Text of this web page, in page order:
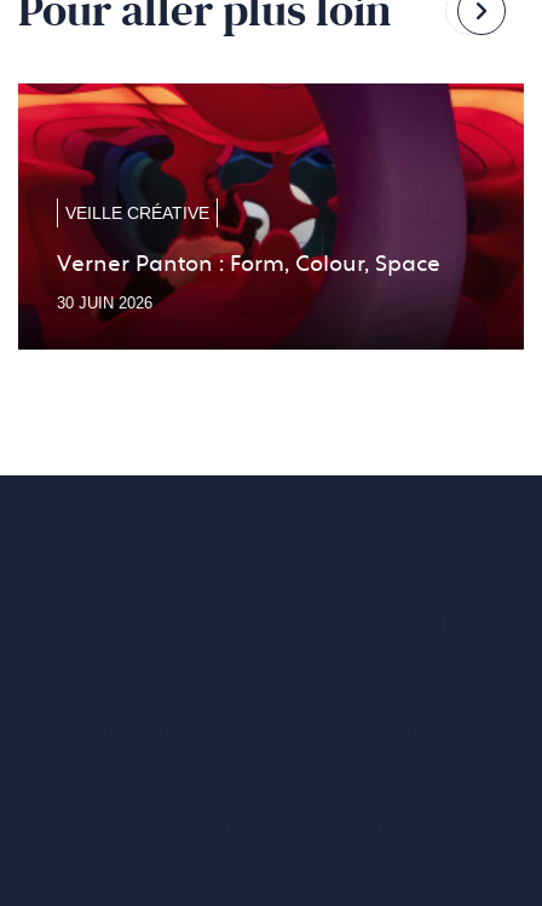
lala
VEILLE CRÉATIVE
Verner Panton : Form, Colour, Space
30 JUIN 2026